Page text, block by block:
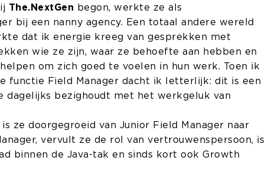
The.NextGen begon, werkte ze als
bij een nanny agency. Een totaal andere wereld
dat ik energie kreeg van gesprekken met
wie ze zijn, waar ze behoefte aan hebben en
om zich goed te voelen in hun werk. Toen ik
functie Field Manager dacht ik letterlijk: dit is een
dagelijks bezighoudt met het werkgeluk van
ze doorgegroeid van Junior Field Manager naar
vervult ze de rol van vertrouwenspersoon, is
binnen de Java-tak en sinds kort ook Growth